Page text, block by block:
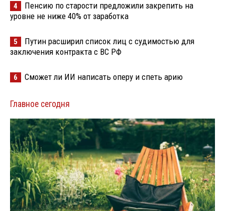
4
Пенсию по старости предложили закрепить на
уровне не ниже 40% от заработка
5
Путин расширил список лиц с судимостью для
заключения контракта с ВС РФ
6 Сможет ли ИИ написать оперу и спеть арию
Главное сегодня